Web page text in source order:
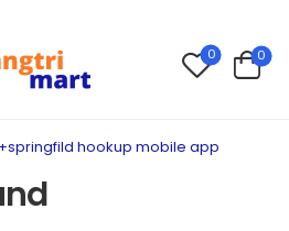
0 0
hookup mobile app